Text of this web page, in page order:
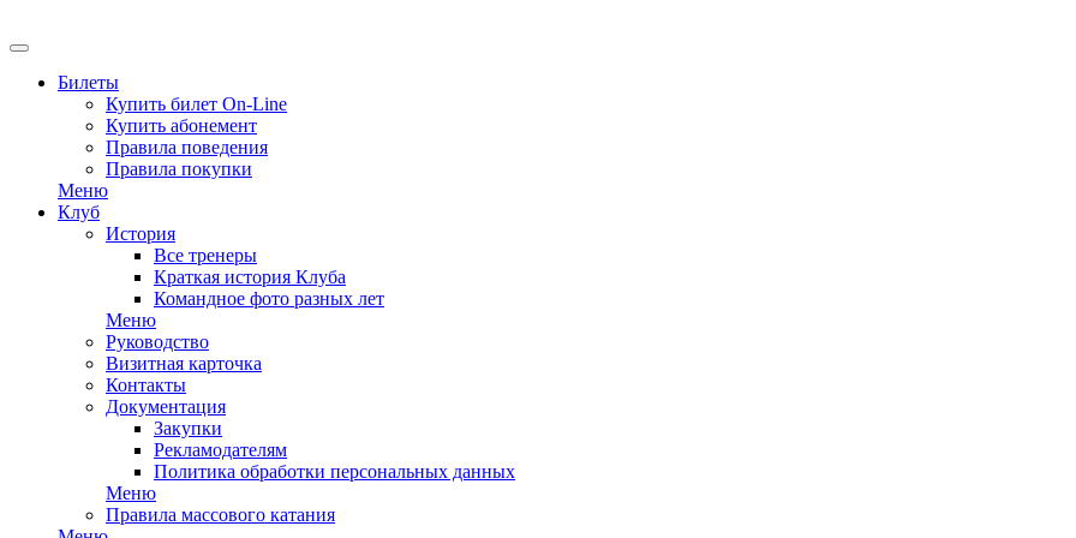
Билеты
Купить билет On-Line
Купить абонемент
Правила поведения
Правила покупки
Меню
Клуб
История
Все тренеры
Краткая история Клуба
Командное фото разных лет
Меню
Руководство
Визитная карточка
Контакты
Документация
Закупки
Рекламодателям
Политика обработки персональных данных
Меню
Правила массового катания